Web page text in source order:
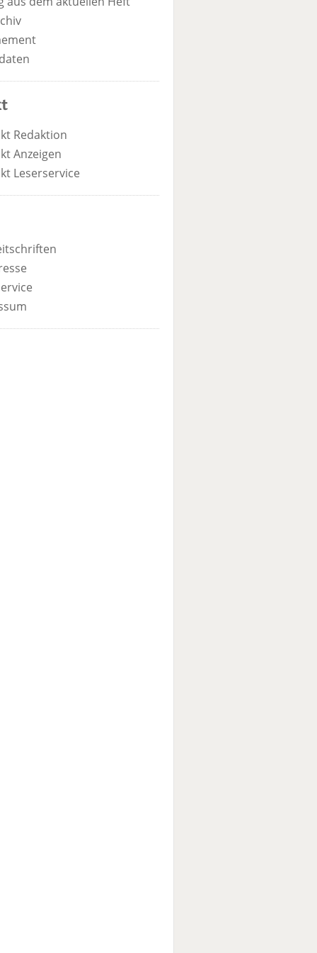
Redaktion
Anzeigen
Leserservice